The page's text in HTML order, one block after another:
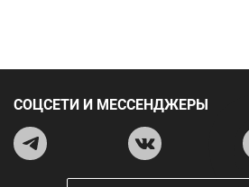
СОЦСЕТИ И МЕССЕНДЖЕРЫ